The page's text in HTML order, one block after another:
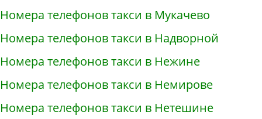
Номера телефонов такси в Мукачево
Номера телефонов такси в Надворной
Номера телефонов такси в Нежине
Номера телефонов такси в Немирове
Номера телефонов такси в Нетешине